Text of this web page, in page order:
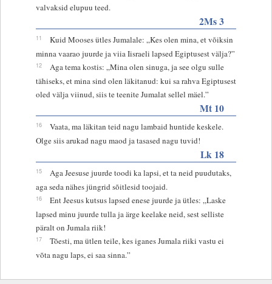
valvaksid elupuu teed.
2Ms 3
11
Kuid Mooses ütles Jumalale: „Kes olen mina, et võiksin
minna vaarao juurde ja viia Iisraeli lapsed Egiptusest välja?”
12
Aga tema kostis: „Mina olen sinuga, ja see olgu sulle
tähiseks, et mina sind olen läkitanud: kui sa rahva Egiptusest
oled välja viinud, siis te teenite Jumalat sellel mäel.”
Mt 10
16
Vaata, ma läkitan teid nagu lambaid huntide keskele.
Olge siis arukad nagu maod ja tasased nagu tuvid!
Lk 18
15
Aga Jeesuse juurde toodi ka lapsi, et ta neid puudutaks,
aga seda nähes jüngrid sõitlesid toojaid.
16
Ent Jeesus kutsus lapsed enese juurde ja ütles: „Laske
lapsed minu juurde tulla ja ärge keelake neid, sest selliste
päralt on Jumala riik!
17
Tõesti, ma ütlen teile, kes iganes Jumala riiki vastu ei
võta nagu laps, ei saa sinna.”